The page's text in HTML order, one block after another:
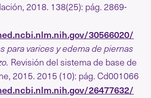
2018. 138(25): pág. 2869-
30566020/
para varices y edema de piernas
Revisión del sistema de base de
2015. 2015 (10): pág. Cd001066
26477632/